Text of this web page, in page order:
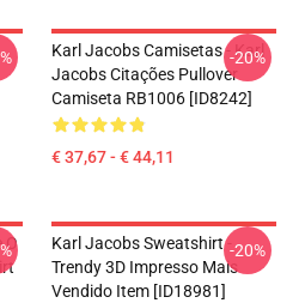
Karl Jacobs Camisetas - Karl
Jacobs Citações Pullover
Camiseta RB1006 [ID8242]
€ 37,67 - € 44,11
-20%
O
Karl Jacobs Sweatshirt -
Trendy 3D Impresso Mais
Vendido Item [ID18981]
-20%